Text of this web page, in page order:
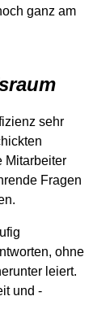
ganz am
sehr
Mitarbeiter
Fragen
ohne
leiert.
und -